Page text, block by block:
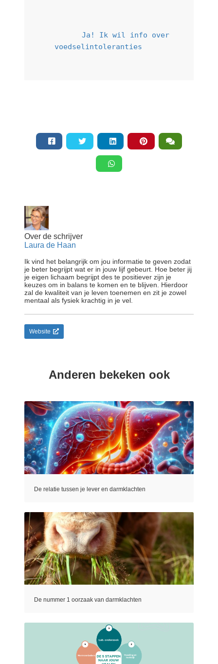
voedselintoleranties
Over de schrijver
Laura de Haan
Ik vind het belangrijk om jou informatie te geven zodat
je beter begrijpt wat er in jouw lijf gebeurt. Hoe beter jij
je eigen lichaam begrijpt des te positiever zijn je
keuzes om in balans te komen en te blijven. Hierdoor
zal de kwaliteit van je leven toenemen en zit je zowel
mentaal als fysiek krachtig in je vel.
Website
Anderen bekeken ook
De relatie tussen je lever en darmklachten
De nummer 1 oorzaak van darmklachten